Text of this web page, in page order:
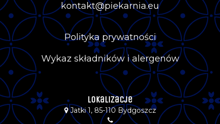
kontakt@piekarnia.eu
Polityka prywatności
Wykaz składników i alergenów
Lokalizacje
Jatki 1, 85-110 Bydgoszcz